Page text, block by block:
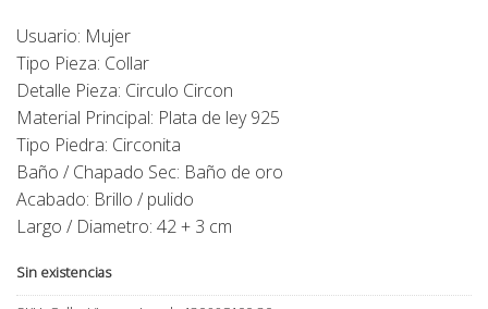
Usuario: Mujer
Tipo Pieza: Collar
Detalle Pieza: Circulo Circon
Material Principal: Plata de ley 925
Tipo Piedra: Circonita
Baño / Chapado Sec: Baño de oro
Acabado: Brillo / pulido
Largo / Diametro: 42 + 3 cm
Sin existencias